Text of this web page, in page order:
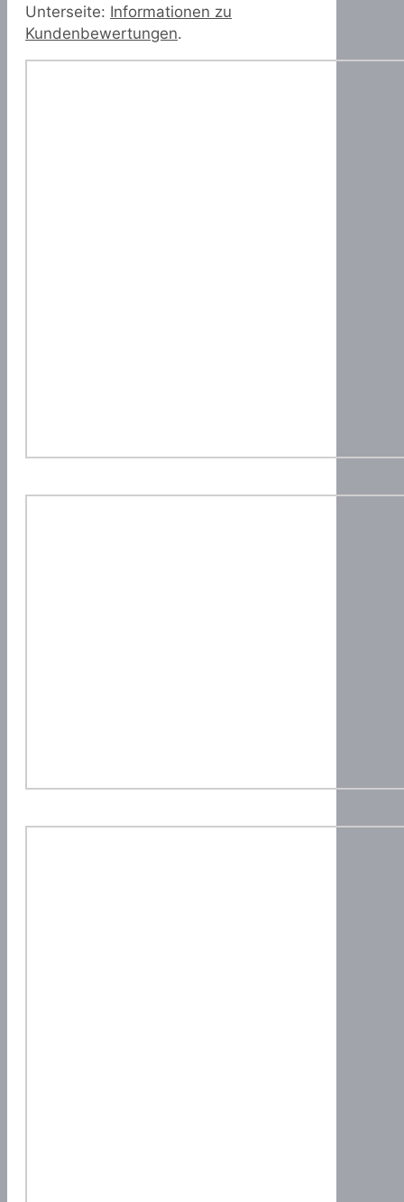
Unterseite: Informationen zu
Kundenbewertungen.